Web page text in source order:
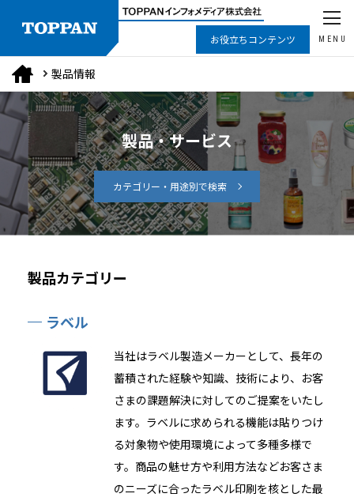
お役立ちコンテンツ MENU
製品情報
製品・サービス
カテゴリー・用途別で検索
製品カテゴリー
ラベル
当社はラベル製造メーカーとして、長年の
蓄積された経験や知識、技術により、お客
さまの課題解決に対してのご提案をいたし
ます。ラベルに求められる機能は貼りつけ
る対象物や使用環境によって多種多様で
す。商品の魅せ方や利用方法などお客さま
のニーズに合ったラベル印刷を核とした最